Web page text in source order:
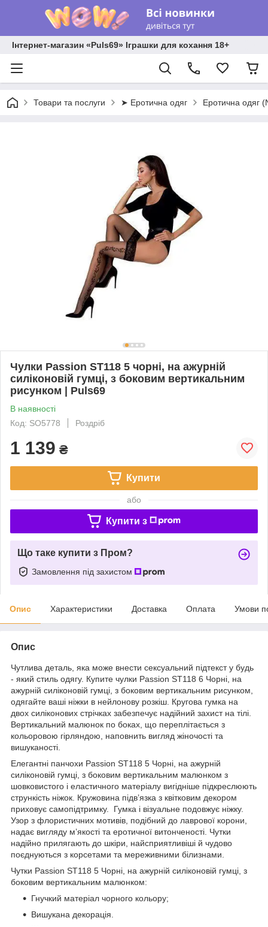
Інтернет-магазин «Puls69» Іграшки для кохання 18+
Товари та послуги ➤ Еротична одяг Еротична одяг
Чулки Passion ST118 5 чорні, на ажурній
силіконовій гумці, з боковим вертикальним
рисунком | Puls69
В наявності
Код: SO5778
Роздріб
1 139 ₴
Купити
або
Купити з
Що таке купити з Пром?
Замовлення під захистом
Опис Характеристики Доставка Оплата Умови
Опис
Чутлива деталь, яка може внести сексуальний підтекст у будь
- який стиль одягу. Купите чулки Passion ST118 6 Чорні, на
ажурній силіконовій гумці, з боковим вертикальним рисунком,
одягайте ваші ніжки в нейлонову розкіш. Кругова гумка на
двох силіконових стрічках забезпечує надійний захист на тілі.
Вертикальний малюнок по боках, що переплітається з
кольоровою гірляндою, наповнить вигляд жіночості та
вишуканості.
Елегантні панчохи Passion ST118 5 Чорні, на ажурній
силіконовій гумці, з боковим вертикальним малюнком з
шовковистого і еластичного матеріалу вигідніше підкреслюють
стрункість ніжок. Кружовина підв’язка з квітковим декором
приховує самопідтримку. Гумка і візуальне подовжує ніжку.
Узор з флористичних мотивів, подібний до лаврової корони,
надає вигляду м’якості та еротичної витонченості. Чутки
надійно прилягають до шкіри, найсприятливіші й чудово
поєднуються з корсетами та мереживними білизнами.
Чутки Passion ST118 5 Чорні, на ажурній силіконовій гумці, з
боковим вертикальним малюнком:
Гнучкий матеріал чорного кольору;
Вишукана декорація.